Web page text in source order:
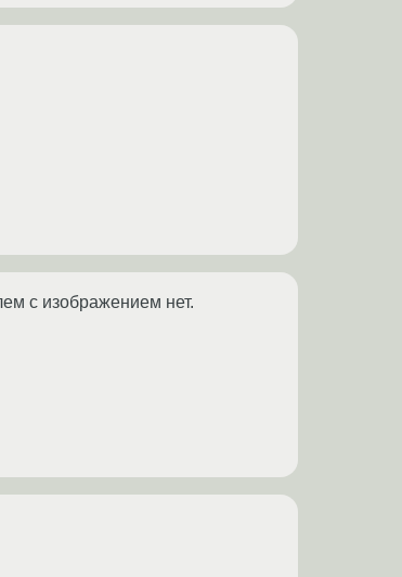
с изображением нет.